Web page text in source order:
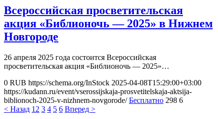
Всероссийская просветительская
акция «Библионочь — 2025» в Нижнем
Новгороде
26 апреля 2025 года состоится Всероссийская
просветительская акция «Библионочь — 2025»…
0 RUB https://schema.org/InStock 2025-04-08T15:29:00+03:00
https://kudann.ru/event/vserossijskaja-prosvetitelskaja-aktsija-
biblionoch-2025-v-nizhnem-novgorode/ Бесплатно 298 6
< Назад 1 2 3 4 5 6 Вперед >